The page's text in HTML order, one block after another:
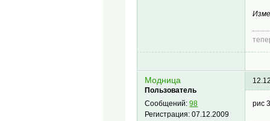
Модница
Пользователь
Сообщений:98
Регистрация:07.12.2009
рис